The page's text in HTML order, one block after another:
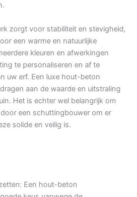
zorgt voor stabiliteit en stevigheid,
een warme en natuurlijke
kleuren en afwerkingen
te personaliseren en af te
uw erf. Een luxe hout-beton
aan de waarde en uitstraling
Het is echter wel belangrijk om
een schuttingbouwer om er
solide en veilig is.
Een hout-beton